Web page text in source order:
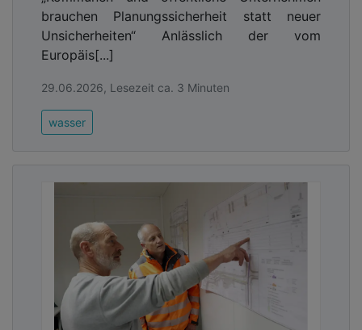
brauchen Planungssicherheit statt neuer
Unsicherheiten“ Anlässlich der vom
Europäis[...]
29.06.2026, Lesezeit ca. 3 Minuten
wasser